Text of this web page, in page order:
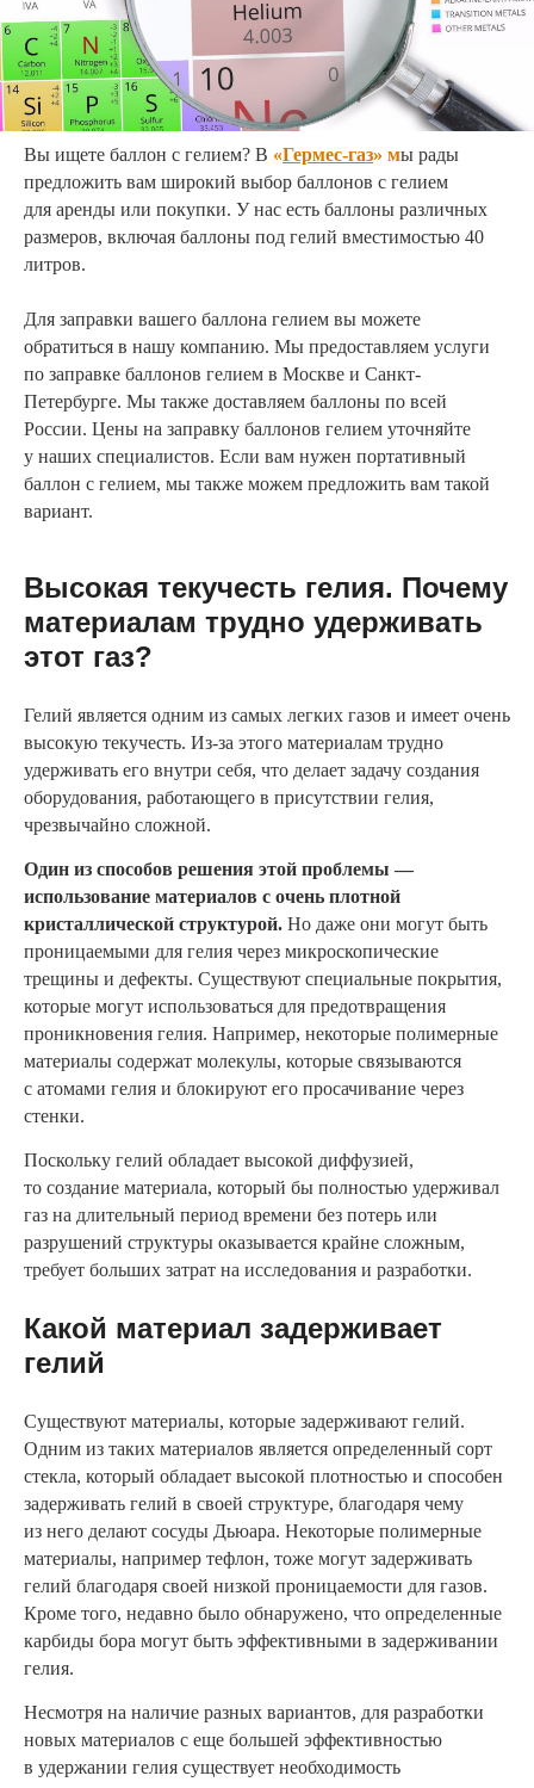
Вы ищете баллон с гелием? В «Гермес-газ» мы рады
предложить вам широкий выбор баллонов с гелием
для аренды или покупки. У нас есть баллоны различных
размеров, включая баллоны под гелий вместимостью 40
литров.
Для заправки вашего баллона гелием вы можете
обратиться в нашу компанию. Мы предоставляем услуги
по заправке баллонов гелием в Москве и Санкт-
Петербурге. Мы также доставляем баллоны по всей
России. Цены на заправку баллонов гелием уточняйте
у наших специалистов. Если вам нужен портативный
баллон с гелием, мы также можем предложить вам такой
вариант.
Высокая текучесть гелия. Почему
материалам трудно удерживать
этот газ?
Гелий является одним из самых легких газов и имеет очень
высокую текучесть. Из-за этого материалам трудно
удерживать его внутри себя, что делает задачу создания
оборудования, работающего в присутствии гелия,
чрезвычайно сложной.
Один из способов решения этой проблемы —
использование материалов с очень плотной
кристаллической структурой. Но даже они могут быть
проницаемыми для гелия через микроскопические
трещины и дефекты. Существуют специальные покрытия,
которые могут использоваться для предотвращения
проникновения гелия. Например, некоторые полимерные
материалы содержат молекулы, которые связываются
с атомами гелия и блокируют его просачивание через
стенки.
Поскольку гелий обладает высокой диффузией,
то создание материала, который бы полностью удерживал
газ на длительный период времени без потерь или
разрушений структуры оказывается крайне сложным,
требует больших затрат на исследования и разработки.
Какой материал задерживает
гелий
Существуют материалы, которые задерживают гелий.
Одним из таких материалов является определенный сорт
стекла, который обладает высокой плотностью и способен
задерживать гелий в своей структуре, благодаря чему
из него делают сосуды Дьюара. Некоторые полимерные
материалы, например тефлон, тоже могут задерживать
гелий благодаря своей низкой проницаемости для газов.
Кроме того, недавно было обнаружено, что определенные
карбиды бора могут быть эффективными в задерживании
гелия.
Несмотря на наличие разных вариантов, для разработки
новых материалов с еще большей эффективностью
в удержании гелия существует необходимость